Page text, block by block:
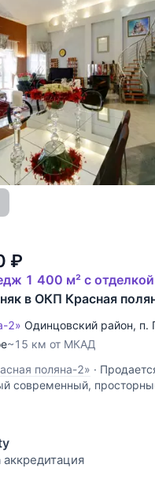
₽
1 400 м² с отделкой
в ОКП Красная
2» Одинцовский район, п.
~15 км от МКАД
поляна-2» ·
современный,
Красная поляна-2,